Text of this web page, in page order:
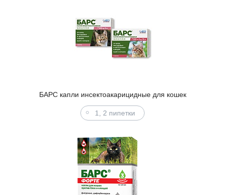
БАРС капли инсектоакарицидные для кошек
1, 2 пипетки